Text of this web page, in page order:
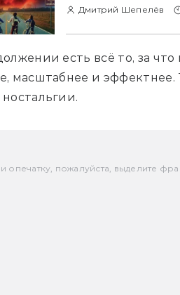
Дмитрий Шепелёв
есть всё то, за
масштабнее и эффектнее.
опечатку, пожалуйста, выделите